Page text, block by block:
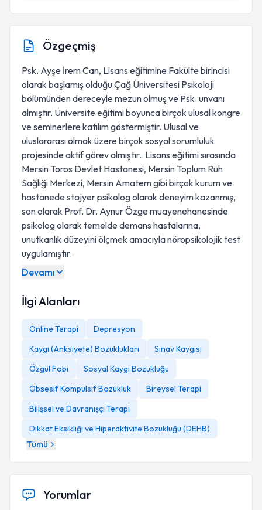
Özgeçmiş
Psk. Ayşe İrem Can, Lisans eğitimine Fakülte birincisi
olarak başlamış olduğu Çağ Üniversitesi Psikoloji
bölümünden dereceyle mezun olmuş ve Psk. unvanı
almıştır. Üniversite eğitimi boyunca birçok ulusal kongre
ve seminerlere katılım göstermiştir. Ulusal ve
uluslararası olmak üzere birçok sosyal sorumluluk
projesinde aktif görev almıştır. Lisans eğitimi sırasında
Mersin Toros Devlet Hastanesi, Mersin Toplum Ruh
Sağlığı Merkezi, Mersin Amatem gibi birçok kurum ve
hastanede stajyer psikolog olarak deneyim kazanmış,
son olarak Prof. Dr. Aynur Özge muayenehanesinde
psikolog olarak temelde demans hastalarına,
unutkanlık düzeyini ölçmek amacıyla nöropsikolojik test
uygulamıştır.
Devamı
İlgi Alanları
Online Terapi
Depresyon
Kaygı (Anksiyete) Bozuklukları
Sınav Kaygısı
Özgül Fobi
Sosyal Kaygı Bozukluğu
Obsesif Kompulsif Bozukluk
Bireysel Terapi
Bilişsel ve Davranışçı Terapi
Dikkat Eksikliği ve Hiperaktivite Bozukluğu (DEHB)
Tümü
Yorumlar